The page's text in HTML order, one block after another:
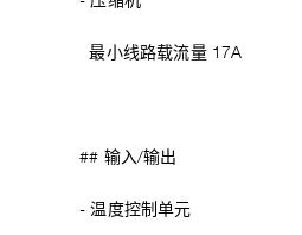
最小线路载流量 17A
## 输入/输出
- 温度控制单元